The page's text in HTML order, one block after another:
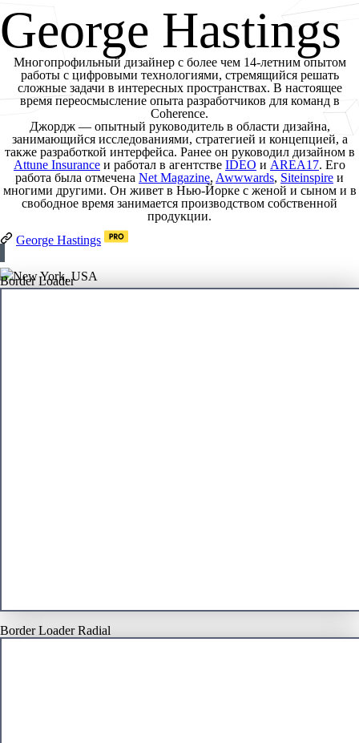
George Hastings
Многопрофильный дизайнер с более чем 14-летним опытом
работы с цифровыми технологиями, стремящийся решать
сложные задачи в интересных пространствах. В настоящее
время переосмысление опыта разработчиков для команд в
Coherence.
Джордж — опытный руководитель в области дизайна,
занимающийся исследованиями, стратегией и концепцией, а
также разработкой интерфейса. Ранее он руководил дизайном в
Attune Insurance и работал в агентстве IDEO и AREA17. Его
работа была отмечена Net Magazine, Awwwards, Siteinspire и
многими другими. Он живет в Нью-Йорке с женой и сыном и в
свободное время занимается производством собственной
продукции.
George Hastings
New York, USA
Border Loader
Border Loader Radial